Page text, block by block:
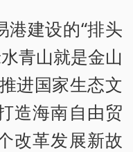
港建设的“排头
青山就是金山
进国家生态文
造海南自由贸
改革发展新故